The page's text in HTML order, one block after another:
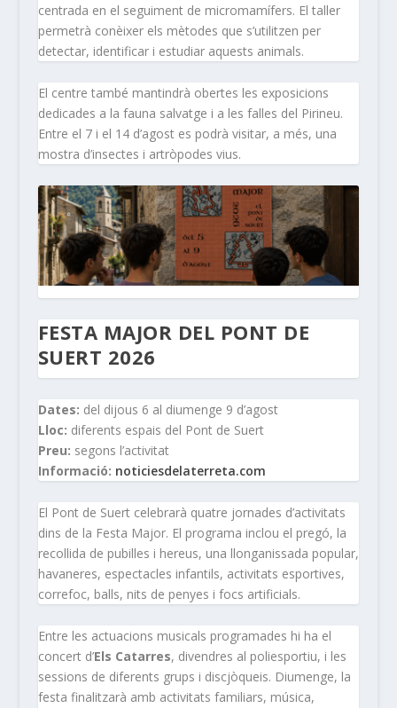
centrada en el seguiment de micromamífers. El taller
permetrà conèixer els mètodes que s’utilitzen per
detectar, identificar i estudiar aquests animals.
El centre també mantindrà obertes les exposicions
dedicades a la fauna salvatge i a les falles del Pirineu.
Entre el 7 i el 14 d’agost es podrà visitar, a més, una
mostra d’insectes i artròpodes vius.
FESTA MAJOR DEL PONT DE
SUERT 2026
Dates: del dijous 6 al diumenge 9 d’agost
Lloc: diferents espais del Pont de Suert
Preu: segons l’activitat
Informació: noticiesdelaterreta.com
El Pont de Suert celebrarà quatre jornades d’activitats
dins de la Festa Major. El programa inclou el pregó, la
recollida de pubilles i hereus, una llonganissada popular,
havaneres, espectacles infantils, activitats esportives,
correfoc, balls, nits de penyes i focs artificials.
Entre les actuacions musicals programades hi ha el
concert d’Els Catarres, divendres al poliesportiu, i les
sessions de diferents grups i discjòqueis. Diumenge, la
festa finalitzarà amb activitats familiars, música,